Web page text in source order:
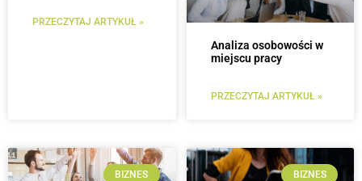
PRZECZYTAJ ARTYKUŁ »
Analiza osobowości w
miejscu pracy
PRZECZYTAJ ARTYKUŁ »
BIZNES BIZNES